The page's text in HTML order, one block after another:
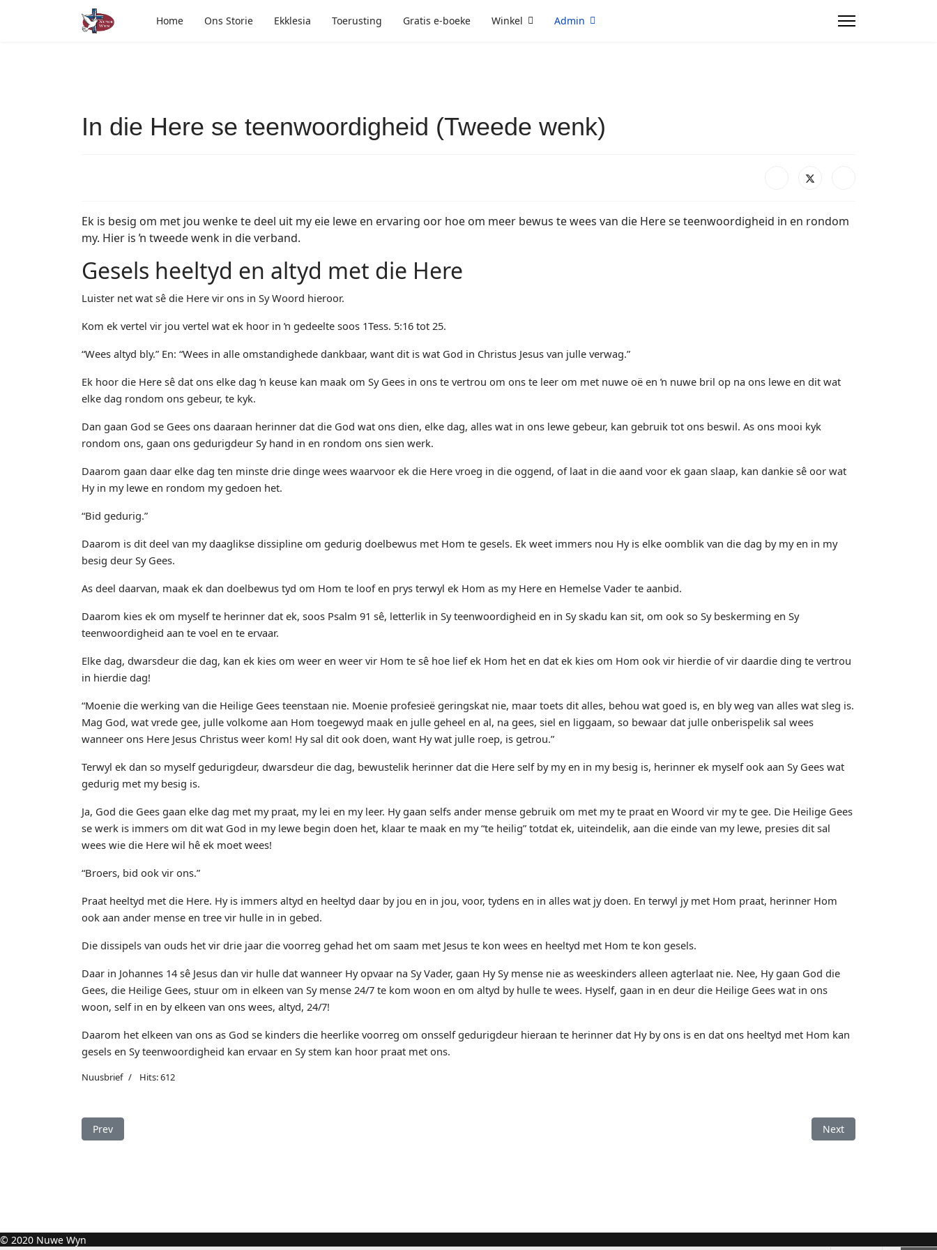
Home Ons Storie Ekklesia Toerusting Gratis e-boeke Winkel Admin
In die Here se teenwoordigheid (Tweede wenk)
Ek is besig om met jou wenke te deel uit my eie lewe en ervaring oor hoe om meer bewus te wees van die Here se teenwoordigheid in en rondom
my. Hier is ŉ tweede wenk in die verband.
Gesels heeltyd en altyd met die Here
Luister net wat sê die Here vir ons in Sy Woord hieroor.
Kom ek vertel vir jou vertel wat ek hoor in ŉ gedeelte soos 1Tess. 5:16 tot 25.
“Wees altyd bly.” En: “Wees in alle omstandighede dankbaar, want dit is wat God in Christus Jesus van julle verwag.”
Ek hoor die Here sê dat ons elke dag ŉ keuse kan maak om Sy Gees in ons te vertrou om ons te leer om met nuwe oë en ŉ nuwe bril op na ons lewe en dit wat
elke dag rondom ons gebeur, te kyk.
Dan gaan God se Gees ons daaraan herinner dat die God wat ons dien, elke dag, alles wat in ons lewe gebeur, kan gebruik tot ons beswil. As ons mooi kyk
rondom ons, gaan ons gedurigdeur Sy hand in en rondom ons sien werk.
Daarom gaan daar elke dag ten minste drie dinge wees waarvoor ek die Here vroeg in die oggend, of laat in die aand voor ek gaan slaap, kan dankie sê oor wat
Hy in my lewe en rondom my gedoen het.
“Bid gedurig.”
Daarom is dit deel van my daaglikse dissipline om gedurig doelbewus met Hom te gesels. Ek weet immers nou Hy is elke oomblik van die dag by my en in my
besig deur Sy Gees.
As deel daarvan, maak ek dan doelbewus tyd om Hom te loof en prys terwyl ek Hom as my Here en Hemelse Vader te aanbid.
Daarom kies ek om myself te herinner dat ek, soos Psalm 91 sê, letterlik in Sy teenwoordigheid en in Sy skadu kan sit, om ook so Sy beskerming en Sy
teenwoordigheid aan te voel en te ervaar.
Elke dag, dwarsdeur die dag, kan ek kies om weer en weer vir Hom te sê hoe lief ek Hom het en dat ek kies om Hom ook vir hierdie of vir daardie ding te vertrou
in hierdie dag!
“Moenie die werking van die Heilige Gees teenstaan nie. Moenie profesieë geringskat nie, maar toets dit alles, behou wat goed is, en bly weg van alles wat sleg is.
Mag God, wat vrede gee, julle volkome aan Hom toegewyd maak en julle geheel en al, na gees, siel en liggaam, so bewaar dat julle onberispelik sal wees
wanneer ons Here Jesus Christus weer kom! Hy sal dit ook doen, want Hy wat julle roep, is getrou.”
Terwyl ek dan so myself gedurigdeur, dwarsdeur die dag, bewustelik herinner dat die Here self by my en in my besig is, herinner ek myself ook aan Sy Gees wat
gedurig met my besig is.
Ja, God die Gees gaan elke dag met my praat, my lei en my leer. Hy gaan selfs ander mense gebruik om met my te praat en Woord vir my te gee. Die Heilige Gees
se werk is immers om dit wat God in my lewe begin doen het, klaar te maak en my “te heilig” totdat ek, uiteindelik, aan die einde van my lewe, presies dit sal
wees wie die Here wil hê ek moet wees!
“Broers, bid ook vir ons.”
Praat heeltyd met die Here. Hy is immers altyd en heeltyd daar by jou en in jou, voor, tydens en in alles wat jy doen. En terwyl jy met Hom praat, herinner Hom
ook aan ander mense en tree vir hulle in in gebed.
Die dissipels van ouds het vir drie jaar die voorreg gehad het om saam met Jesus te kon wees en heeltyd met Hom te kon gesels.
Daar in Johannes 14 sê Jesus dan vir hulle dat wanneer Hy opvaar na Sy Vader, gaan Hy Sy mense nie as weeskinders alleen agterlaat nie. Nee, Hy gaan God die
Gees, die Heilige Gees, stuur om in elkeen van Sy mense 24/7 te kom woon en om altyd by hulle te wees. Hyself, gaan in en deur die Heilige Gees wat in ons
woon, self in en by elkeen van ons wees, altyd, 24/7!
Daarom het elkeen van ons as God se kinders die heerlike voorreg om onsself gedurigdeur hieraan te herinner dat Hy by ons is en dat ons heeltyd met Hom kan
gesels en Sy teenwoordigheid kan ervaar en Sy stem kan hoor praat met ons.
Nuusbrief Hits: 612
Previous article: In die Here se teenwoordigheid (Derde wenk)
Prev Next article: Meer in
Next
© 2020 Nuwe Wyn